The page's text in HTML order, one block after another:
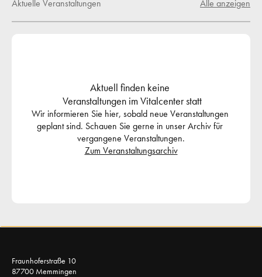
Aktuelle Veranstaltungen Alle anzeigen
Aktuell finden keine
Veranstaltungen im Vitalcenter statt
Wir informieren Sie hier, sobald neue Veranstaltungen
geplant sind. Schauen Sie gerne in unser Archiv für
vergangene Veranstaltungen.
Zum Veranstaltungsarchiv
Fraunhoferstraße 10
87700 Memmingen